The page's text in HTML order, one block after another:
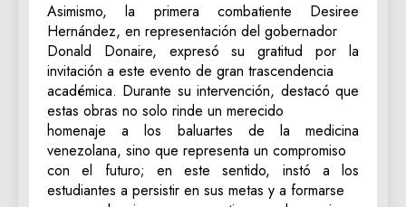
Asimismo, la primera combatiente Desiree
Hernández, en representación del gobernador
Donald Donaire, expresó su gratitud por la
invitación a este evento de gran trascendencia
académica. Durante su intervención, destacó que
estas obras no solo rinde un merecido
homenaje a los baluartes de la medicina
venezolana, sino que representa un compromiso
con el futuro; en este sentido, instó a los
estudiantes a persistir en sus metas y a formarse